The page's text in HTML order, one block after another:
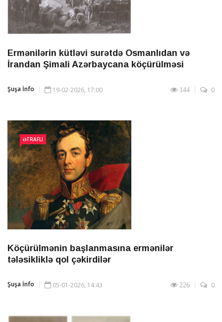
Ermənilərin kütləvi surətdə Osmanlıdan və
İrandan Şimali Azərbaycana köçürülməsi
Şuşa İnfo 19-02-2026, 17:00 144 0
ƏTRAFLI
Köçürülmənin başlanmasına ermənilər
tələsikliklə qol çəkirdilər
Şuşa İnfo 05-01-2026, 14:43 226 0